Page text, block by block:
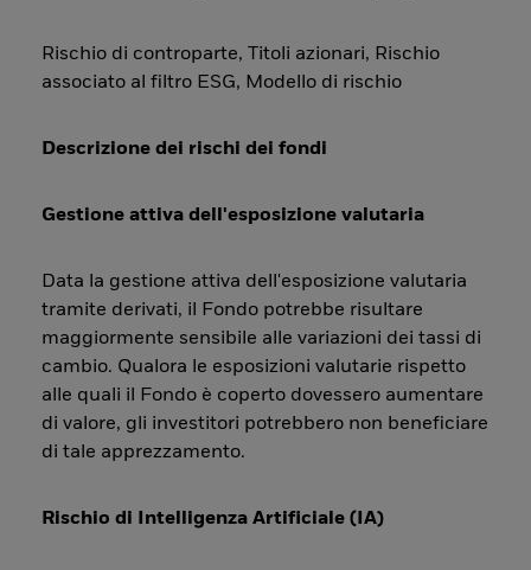
Rischio di controparte, Titoli azionari, Rischio
associato al filtro ESG, Modello di rischio
Descrizione dei rischi dei fondi
Gestione attiva dell'esposizione valutaria
Data la gestione attiva dell'esposizione valutaria
tramite derivati, il Fondo potrebbe risultare
maggiormente sensibile alle variazioni dei tassi di
cambio. Qualora le esposizioni valutarie rispetto
alle quali il Fondo è coperto dovessero aumentare
di valore, gli investitori potrebbero non beneficiare
di tale apprezzamento.
Rischio di Intelligenza Artificiale (IA)